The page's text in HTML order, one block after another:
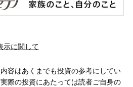
示に関して
容はあくまでも投資の参考にしてい
際の投資にあたっては読者ご自身の